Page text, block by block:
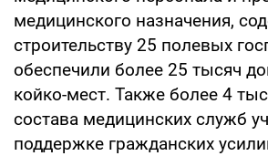
медицинского назначения,
строительству 25 полевых
обеспечили более 25 тысяч
койко-мест. Также более 4
состава медицинских служб
поддержке гражданских